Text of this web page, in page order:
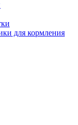
для кормления